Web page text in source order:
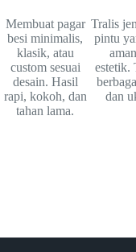
Membuat pagar
besi minimalis,
klasik, atau
custom sesuai
desain. Hasil
rapi, kokoh, dan
tahan lama.
Tralis
pintu
estetik.
dan